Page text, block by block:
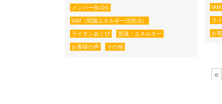
メンバーBLOG
IAM（間脳エネルギー活性法）
ライオンあくび 意識・エネルギー
お客様の声 その他
ラ
お
«